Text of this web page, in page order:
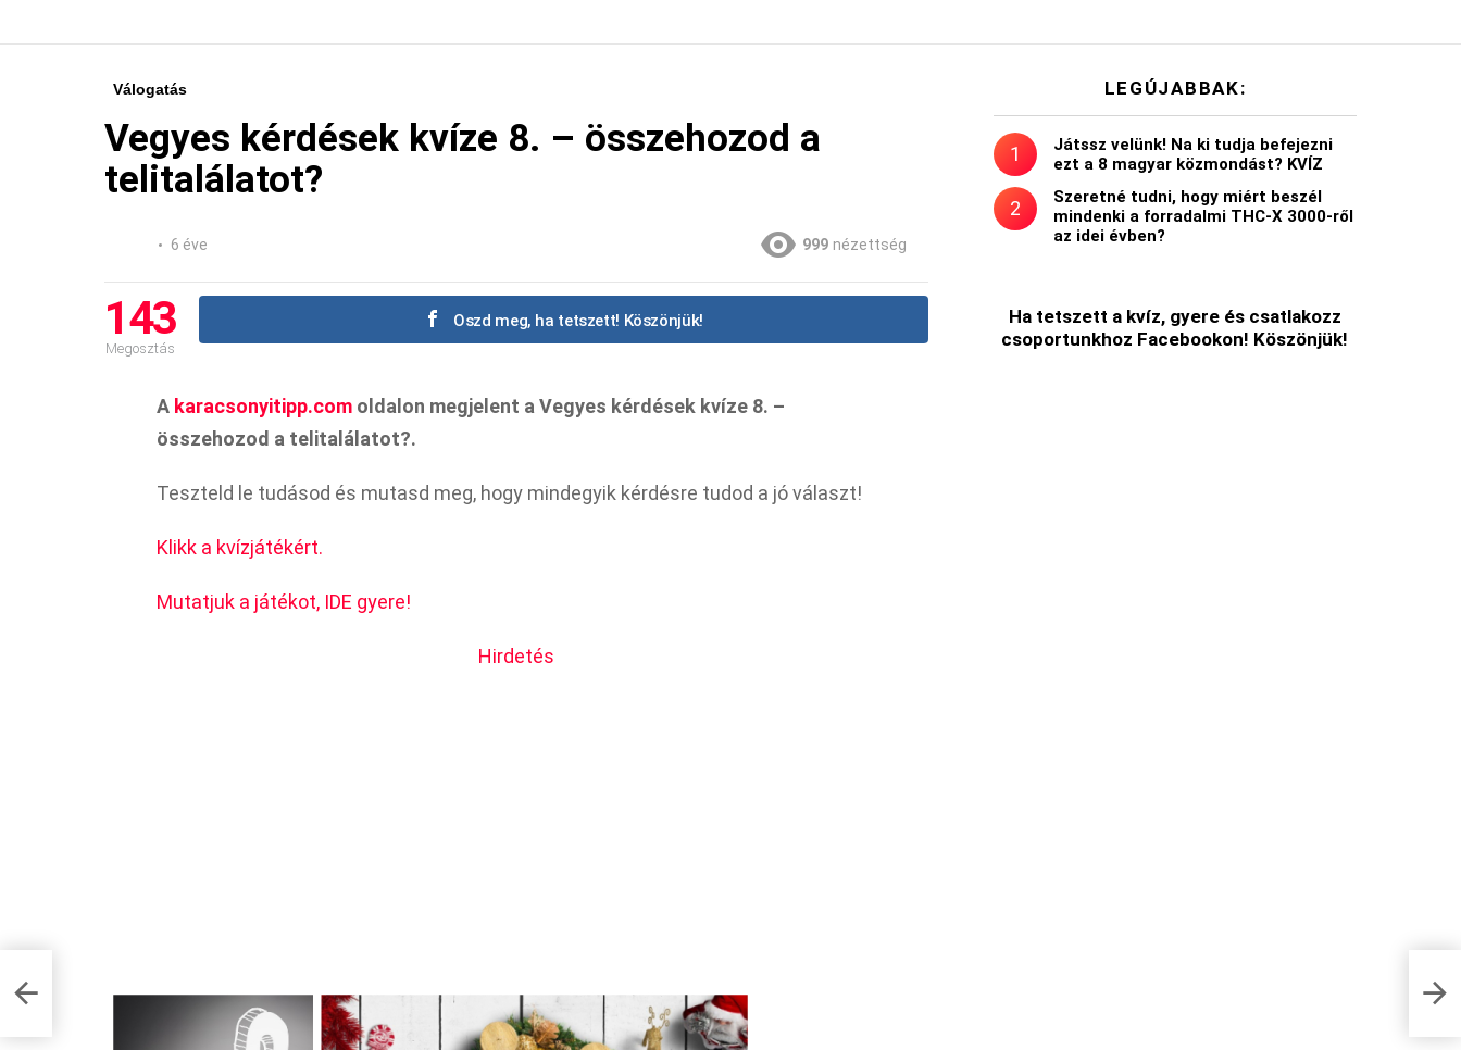
Válogatás
Vegyes kérdések kvíze 8. – összehozod a
telitalálatot?
6 éve 999 nézettség
143
Megosztás
Oszd meg, ha tetszett! Köszönjük!
A karacsonyitipp.com oldalon megjelent a Vegyes kérdések kvíze 8. –
összehozod a telitalálatot?.
Teszteld le tudásod és mutasd meg, hogy mindegyik kérdésre tudod a jó választ!
Klikk a kvízjátékért.
Mutatjuk a játékot, IDE gyere!
Hirdetés
49.
LEGÚJABBAK:
Játssz velünk! Na ki tudja befejezni
ezt a 8 magyar közmondást? KVÍZ
Szeretné tudni, hogy miért beszél
mindenki a forradalmi THC-X 3000-ről
az idei évben?
Ha tetszett a kvíz, gyere és csatlakozz
csoportunkhoz Facebookon! Köszönjük!